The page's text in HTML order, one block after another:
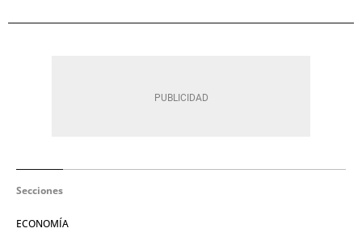
Secciones
ECONOMÍA